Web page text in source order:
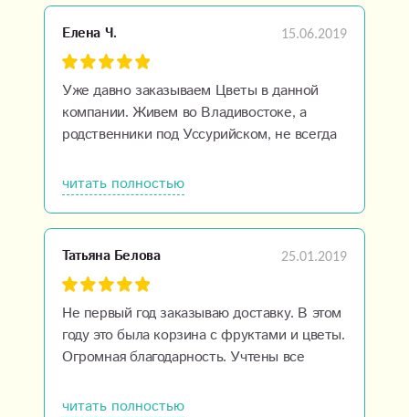
Елена Ч. 15.06.2019
Уже давно заказываем Цветы в данной
компании. Живем во Владивостоке, а
родственники под Уссурийском, не всегда
поздравлениями, Роза Уссури всегда
выручает! Букеты получаются
Владивостоком весьма приемлимые.Очень
рекомендую!
читать полностью
Татьяна Белова 25.01.2019
Не первый год заказываю доставку. В этом
году это была корзина с фруктами и цветы.
Огромная благодарность. Учтены все
доброжелательно, красиво и точно в срок!
читать полностью